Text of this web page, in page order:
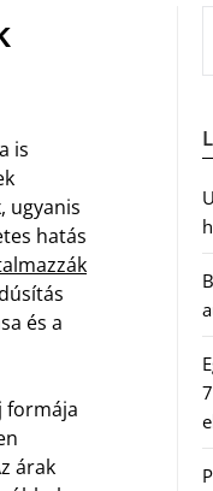
is
ugyanis
hatás
és a
formája
árak